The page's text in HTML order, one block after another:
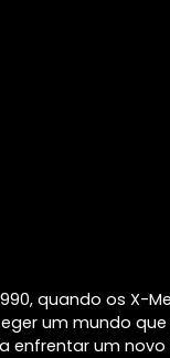
quando os X-
um mundo
um